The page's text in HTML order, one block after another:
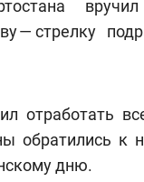
— стрелку
отработать
обратились к
дню.